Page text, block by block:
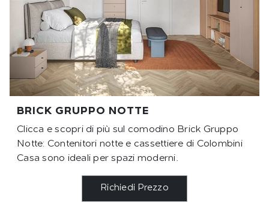
BRICK GRUPPO NOTTE
Clicca e scopri di più sul comodino Brick Gruppo
Notte: Contenitori notte e cassettiere di Colombini
Casa sono ideali per spazi moderni.
Richiedi Prezzo